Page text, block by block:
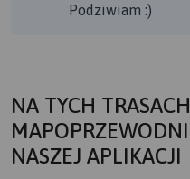
Podziwiam :)
NA TYCH
NASZEJ APLIKACJI